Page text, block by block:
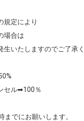
規定により
場合は
生いたしますのでご了承く
セル➡︎100％
までにお願いします。